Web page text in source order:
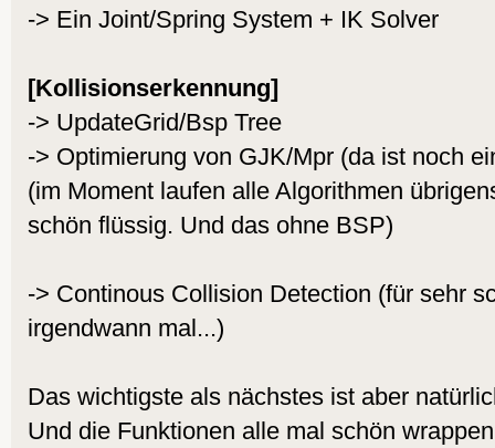
body.shape.vertex[
End If
die AABB
Flip
Wend
-> Ein Joint/Spring System + IK Solver
[Kollisionserkennung]
-> UpdateGrid/Bsp Tree
-> Optimierung von GJK/Mpr (da ist noch
(im Moment laufen alle Algorithmen
schön flüssig. Und das ohne BSP)
-> Continous Collision Detection (für sehr
irgendwann mal...)
Das wichtigste als nächstes ist aber
Und die Funktionen alle mal schön